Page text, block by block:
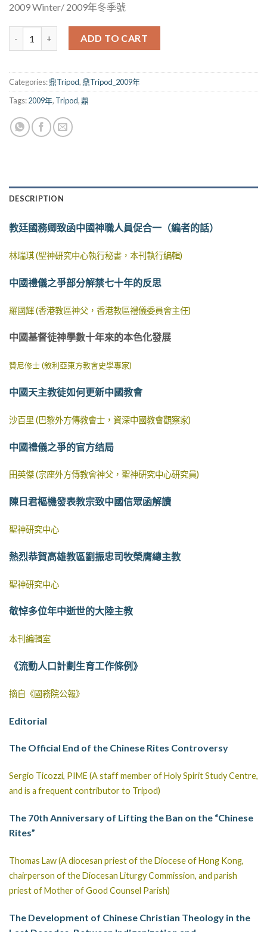
2009 Winter/ 2009年冬季號
ADD TO CART
Categories:鼎Tripod,鼎Tripod_2009年
Tags:2009年, Tripod,鼎
DESCRIPTION
教廷國務卿致函中國神職人員促合一（編者的話）
林瑞琪 (聖神研究中心執行秘書，本刊執行編輯)
中國禮儀之爭部分解禁七十年的反思
羅國輝 (香港教區神父，香港教區禮儀委員會主任)
中國基督徒神學數十年來的本色化發展
贊尼修士 (敘利亞東方教會史學專家)
中國天主教徒如何更新中國教會
沙百里 (巴黎外方傳教會士，資深中國教會觀察家)
中國禮儀之爭的官方结局
田英傑 (宗座外方傳教會神父，聖神研究中心研究員)
陳日君樞機發表教宗致中國信眾函解讀
聖神研究中心
熱烈恭賀高雄教區劉振忠司牧榮膺總主教
聖神研究中心
敬悼多位年中逝世的大陸主教
本刊編輯室
《流動人口計劃生育工作條例》
摘自《國務院公報》
Editorial
The Official End of the Chinese Rites Controversy
Sergio Ticozzi, PIME (A staff member of Holy Spirit Study Centre,
and is a frequent contributor to Tripod)
The 70th Anniversary of Lifting the Ban on the “Chinese
Rites”
Thomas Law (A diocesan priest of the Diocese of Hong Kong,
chairperson of the Diocesan Liturgy Commission, and parish
priest of Mother of Good Counsel Parish)
The Development of Chinese Christian Theology in the